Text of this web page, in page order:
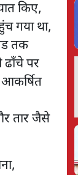
किए,
गया था,
तक
ढाँचे पर
तार जैसे